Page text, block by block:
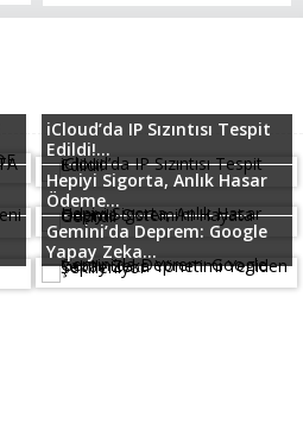
iCloud’da IP Sızıntısı Tespit
Edildi!...
Hepiyi Sigorta, Anlık Hasar
Ödeme...
Gemini’da Deprem: Google
Yapay Zeka...